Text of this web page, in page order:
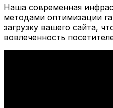
Наша современная
методами оптимизации
загрузку вашего сайта,
вовлеченность